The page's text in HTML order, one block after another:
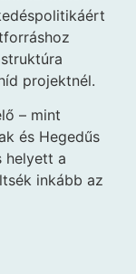
projektnél.
– mint
és Hegedűs
helyett a
inkább az